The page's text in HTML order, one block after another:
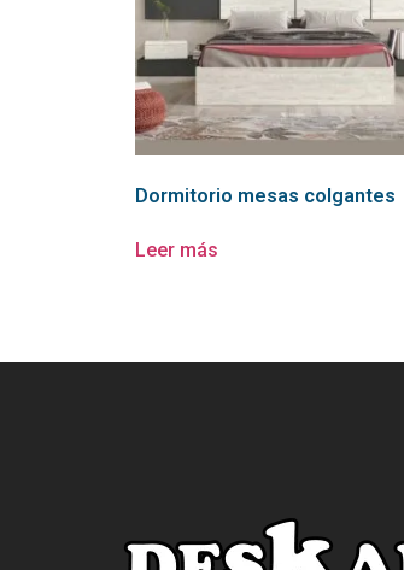
Dormitorio mesas colgantes
Leer más